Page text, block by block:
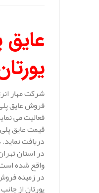
عایق
شرکت مهار
فروش عایق پلی
فعالیت می
قیمت عایق پلی
دریافت
در استان
واقع شده
در زمینه
یورتان از